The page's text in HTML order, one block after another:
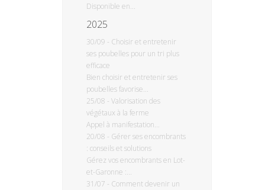
Disponible en...
2025
30/09 - Choisir et entretenir
ses poubelles pour un tri plus
efficace
Bien choisir et entretenir ses
poubelles favorise...
25/08 - Valorisation des
végétaux à la ferme
Appel à manifestation...
20/08 - Gérer ses encombrants
: conseils et solutions
Gérez vos encombrants en Lot-
et-Garonne :...
31/07 - Comment devenir un